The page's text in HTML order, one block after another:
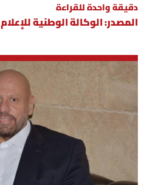
نداء اليوم
محليات
أسرار
متفرقات
نداء القرّاء
دقيقة واحدة للقراءة
المصدر: الوكالة الوطنية للإعلام